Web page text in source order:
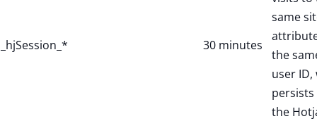
_hjSession_* 30 minutes
same
the
user ID,
persists
the